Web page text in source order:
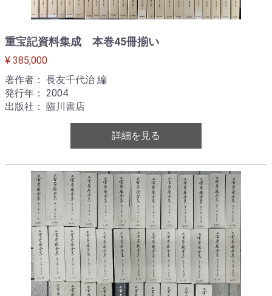
重宝記資料集成 本巻45冊揃い
¥ 385,000
著作者： 長友千代治 編
発行年： 2004
出版社： 臨川書店
詳細を見る